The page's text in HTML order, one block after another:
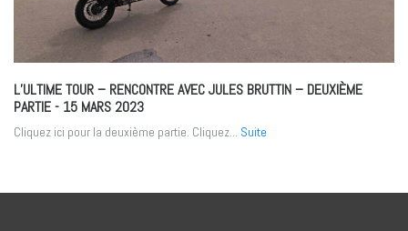
L’ULTIME TOUR – RENCONTRE AVEC JULES BRUTTIN – DEUXIÈME
PARTIE- 15 MARS 2023
Cliquez ici pour la deuxième partie. Cliquez... Suite